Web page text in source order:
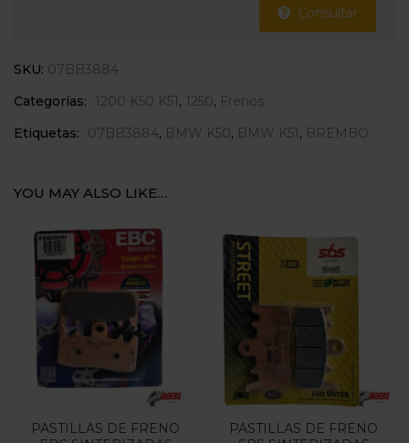
Consultar
SKU: 07BB3884
Categorías:
1200 K50 K51, 1250, Frenos
Etiquetas:
07BB3884, BMW K50, BMW K51, BREMBO
YOU MAY ALSO LIKE…
PASTILLAS DE FRENO
PASTILLAS DE FRENO